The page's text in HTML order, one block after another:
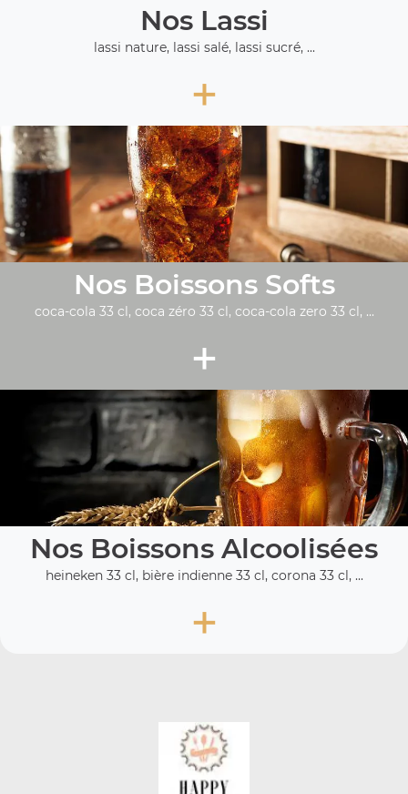
Nos Lassi
lassi nature, lassi salé, lassi sucré, ...
+
Nos Boissons Softs
coca-cola 33 cl, coca zéro 33 cl, coca-cola zero 33 cl, ...
+
Nos Boissons Alcoolisées
heineken 33 cl, bière indienne 33 cl, corona 33 cl, ...
+